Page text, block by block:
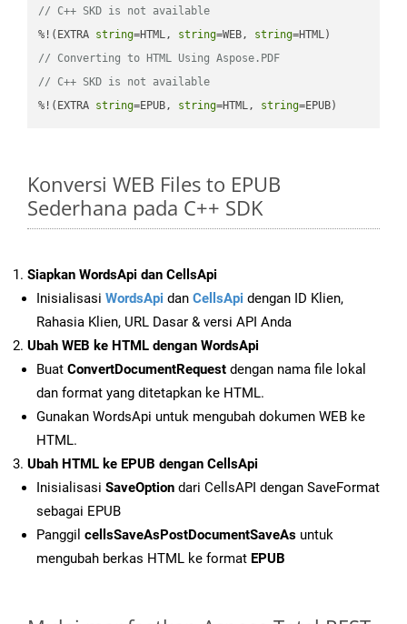
// C++ SKD is not available
%!(EXTRA string=HTML, string=WEB, string
// Converting to HTML Using Aspose.PDF
// C++ SKD is not available
%!(EXTRA string=EPUB, string=HTML, string=EPUB)
Konversi WEB Files to EPUB
Sederhana pada C++ SDK
Siapkan WordsApi dan CellsApi
Inisialisasi WordsApi dan CellsApi dengan ID Klien,
Rahasia Klien, URL Dasar & versi API Anda
Ubah WEB ke HTML dengan WordsApi
Buat ConvertDocumentRequest dengan nama file lokal
dan format yang ditetapkan ke HTML.
Gunakan WordsApi untuk mengubah dokumen WEB ke
HTML.
Ubah HTML ke EPUB dengan CellsApi
Inisialisasi SaveOption dari CellsAPI dengan SaveFormat
sebagai EPUB
Panggil cellsSaveAsPostDocumentSaveAs untuk
mengubah berkas HTML ke format EPUB